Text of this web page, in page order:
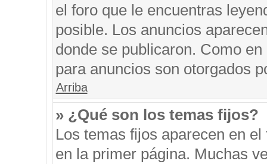
el foro que le encuentras
posible. Los anuncios
donde se publicaron. Como
para anuncios son otorgados
Arriba
» ¿Qué son los temas fijos?
Los temas fijos aparecen en
en la primer página. Muchas